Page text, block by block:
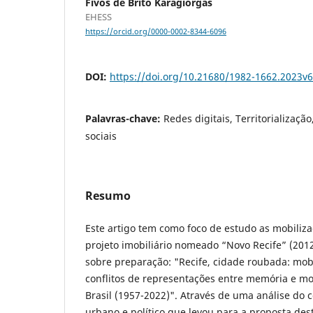
EHESS
https://orcid.org/0000-0002-8344-6096
DOI: https://doi.org/10.21680/1982-
Palavras-chave: Redes digitais,
sociais
Resumo
Este artigo tem como foco de estudo as
projeto imobiliário nomeado “Novo Recife”
sobre preparação: "Recife, cidade roubada:
conflitos de representações entre memória e
Brasil (1957-2022)". Através de uma análise do